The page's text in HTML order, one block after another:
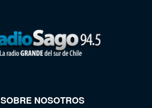
SOBRE NOSOTROS